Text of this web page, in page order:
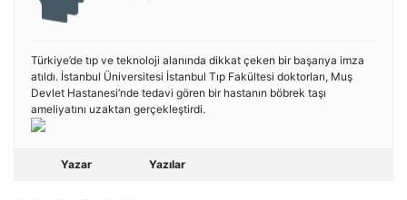
Türkiye’de tıp ve teknoloji alanında dikkat çeken bir başarıya imza
atıldı. İstanbul Üniversitesi İstanbul Tıp Fakültesi doktorları, Muş
Devlet Hastanesi’nde tedavi gören bir hastanın böbrek taşı
ameliyatını uzaktan gerçekleştirdi.
Yazar Yazılar